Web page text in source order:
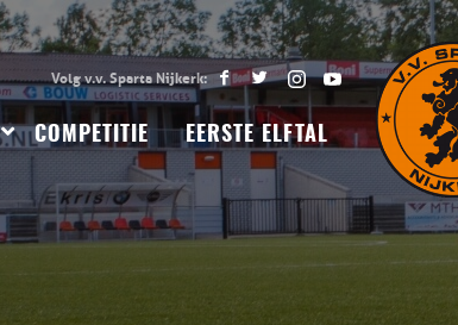
COMPETITIE EERSTE ELFTAL